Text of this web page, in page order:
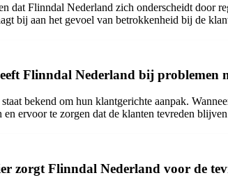
dat Flinndal Nederland zich onderscheidt door
bij aan het gevoel van betrokkenheid bij de
Flinndal Nederland bij problemen
bekend om hun klantgerichte aanpak.
en ervoor te zorgen dat de klanten tevreden
zorgt Flinndal Nederland voor de